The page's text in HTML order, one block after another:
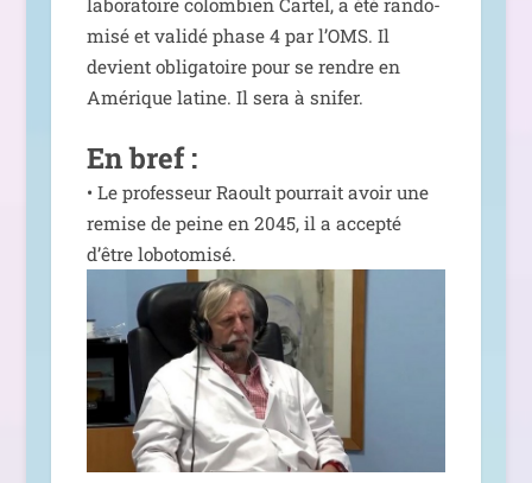
labo­ra­toire colom­bien Cartel, a été ran­do­
mi­sé et vali­dé phase 4 par l’OMS. Il
devient obli­ga­toire pour se rendre en
Amérique latine. Il sera à snifer.
En bref :
• Le pro­fes­seur Raoult pour­rait avoir une
remise de peine en 2045, il a accep­té
d’être lobo­to­mi­sé.